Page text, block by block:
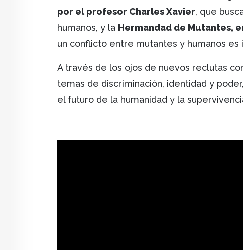
por el profesor Charles Xavier, que
humanos, y la Hermandad de Mutantes,
un conflicto entre mutantes y humanos es
A través de los ojos de nuevos reclutas
temas de discriminación, identidad y
el futuro de la humanidad y la